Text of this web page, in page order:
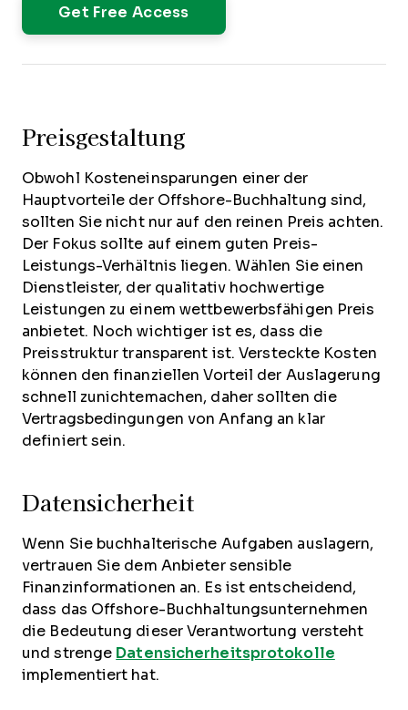
Preisgestaltung
Obwohl Kosteneinsparungen einer der
Hauptvorteile der Offshore-Buchhaltung sind,
sollten Sie nicht nur auf den reinen Preis achten.
Der Fokus sollte auf einem guten Preis-
Leistungs-Verhältnis liegen. Wählen Sie einen
Dienstleister, der qualitativ hochwertige
Leistungen zu einem wettbewerbsfähigen Preis
anbietet. Noch wichtiger ist es, dass die
Preisstruktur transparent ist. Versteckte Kosten
können den finanziellen Vorteil der Auslagerung
schnell zunichtemachen, daher sollten die
Vertragsbedingungen von Anfang an klar
definiert sein.
Datensicherheit
Wenn Sie buchhalterische Aufgaben auslagern,
vertrauen Sie dem Anbieter sensible
Finanzinformationen an. Es ist entscheidend,
dass das Offshore-Buchhaltungsunternehmen
die Bedeutung dieser Verantwortung versteht
und strenge Datensicherheitsprotokolle
implementiert hat.